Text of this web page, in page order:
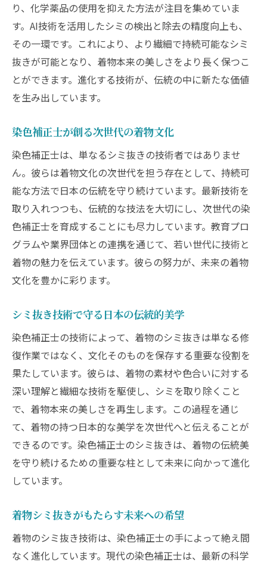
り、化学薬品の使用を抑えた方法が注目を集めていま
す。AI技術を活用したシミの検出と除去の精度向上も、
その一環です。これにより、より繊細で持続可能なシミ
抜きが可能となり、着物本来の美しさをより長く保つこ
とができます。進化する技術が、伝統の中に新たな価値
を生み出しています。
染色補正士が創る次世代の着物文化
染色補正士は、単なるシミ抜きの技術者ではありませ
ん。彼らは着物文化の次世代を担う存在として、持続可
能な方法で日本の伝統を守り続けています。最新技術を
取り入れつつも、伝統的な技法を大切にし、次世代の染
色補正士を育成することにも尽力しています。教育プロ
グラムや業界団体との連携を通じて、若い世代に技術と
着物の魅力を伝えています。彼らの努力が、未来の着物
文化を豊かに彩ります。
シミ抜き技術で守る日本の伝統的美学
染色補正士の技術によって、着物のシミ抜きは単なる修
復作業ではなく、文化そのものを保存する重要な役割を
果たしています。彼らは、着物の素材や色合いに対する
深い理解と繊細な技術を駆使し、シミを取り除くこと
で、着物本来の美しさを再生します。この過程を通じ
て、着物の持つ日本的な美学を次世代へと伝えることが
できるのです。染色補正士のシミ抜きは、着物の伝統美
を守り続けるための重要な柱として未来に向かって進化
しています。
着物シミ抜きがもたらす未来への希望
着物のシミ抜き技術は、染色補正士の手によって絶え間
なく進化しています。現代の染色補正士は、最新の科学